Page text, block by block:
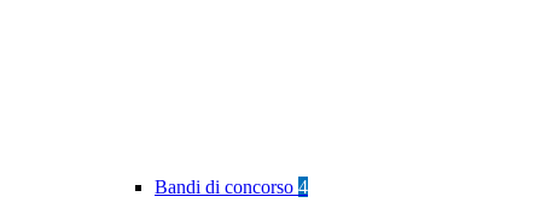
Bandi di concorso 4